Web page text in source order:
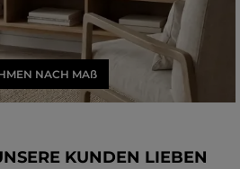
NACH MAß
KUNDEN LIEBEN